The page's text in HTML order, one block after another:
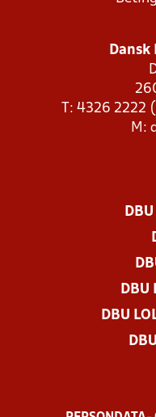
T: 4326 2222
M:
DBU
DBU